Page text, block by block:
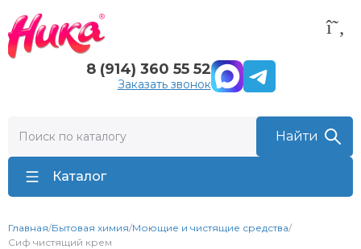
8 (914) 360 55 52
Заказать звонок
Каталог
Главная/Бытовая химия/Моющие и чистящие средства/
Сиф чистящий крем